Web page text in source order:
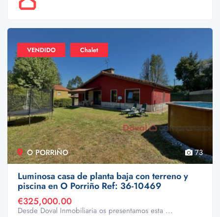
O PORRIÑO
VENDIDO Chalet
73
Luminosa casa de planta baja con terreno y
piscina en O Porriño Ref: 36-10469
€325,000.00
Desde Doval Inmobiliaria os presentamos esta ...